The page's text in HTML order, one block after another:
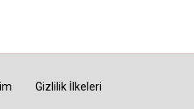
Gizlilik İlkeleri